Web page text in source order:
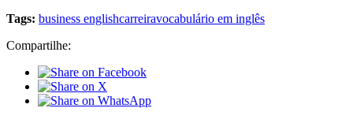
Tags: business englishcarreiravocabulário em inglês
Compartilhe: